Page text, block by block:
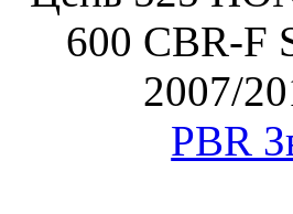
600 CBR-F
2007/
PBR